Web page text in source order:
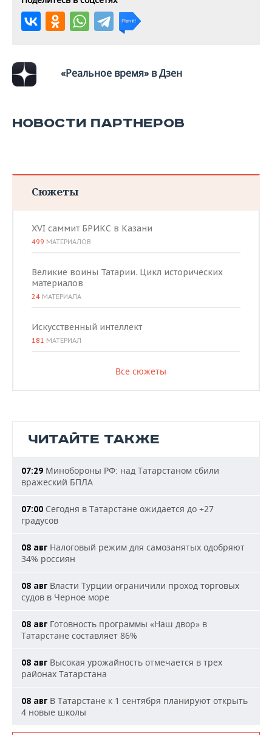
«Реальное время» в Дзен
НОВОСТИ ПАРТНЕРОВ
Сюжеты
XVI саммит БРИКС в Казани
499 МАТЕРИАЛОВ
Великие воины Татарии. Цикл исторических
материалов
24 МАТЕРИАЛА
Искусственный интеллект
181 МАТЕРИАЛ
Все сюжеты
ЧИТАЙТЕ ТАКЖЕ
07:29 Минобороны РФ: над Татарстаном сбили
вражеский БПЛА
07:00 Сегодня в Татарстане ожидается до +27
градусов
08 авг Налоговый режим для самозанятых одобряют
34% россиян
08 авг Власти Турции ограничили проход торговых
судов в Черное море
08 авг Готовность программы «Наш двор» в
Татарстане составляет 86%
08 авг Высокая урожайность отмечается в трех
районах Татарстана
08 авг В Татарстане к 1 сентября планируют открыть
4 новые школы